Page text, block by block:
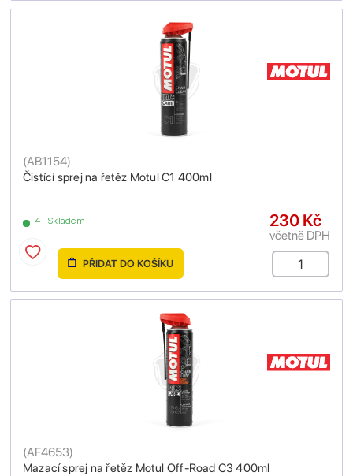
Čistící sprej na řetěz Motul C1 400ml
(AB1154)
4+ Skladem 230 Kč
včetně DPH
PŘIDAT DO KOŠÍKU
Mazací sprej na řetěz Motul Off-Road C3 400ml
(AF4653)